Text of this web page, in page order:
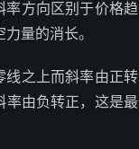
率方向区别于价格趋
量的消长。
线之上而斜率由正转
率由负转正，这是最